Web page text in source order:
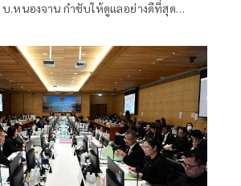
.หนองจาน กำชับให้ดูแลอย่างดีที่สุด
อดภัยแล้ว 76.73%